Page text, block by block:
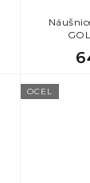
OCEL